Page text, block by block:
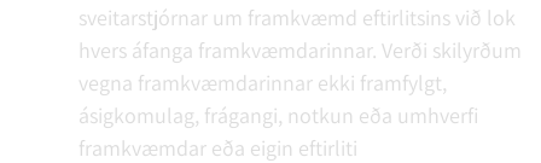
sveitarstjórnar um framkvæmd eftirlitsins við lok
hvers áfanga framkvæmdarinnar. Verði skilyrðum
vegna framkvæmdarinnar ekki framfylgt,
ásigkomulag, frágangi, notkun eða umhverfi
framkvæmdar eða eigin eftirliti